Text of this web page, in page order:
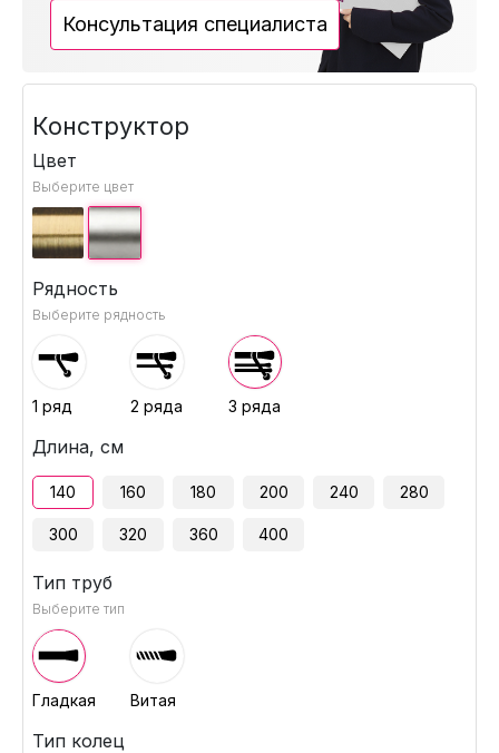
Консультация специалиста
Конструктор
Цвет
Выберите цвет
Рядность
Выберите рядность
1 ряд 2 ряда 3 ряда
Длина, см
140 160 180 200 240 280
300 320 360 400
Тип труб
Выберите тип
Гладкая Витая
Тип колец